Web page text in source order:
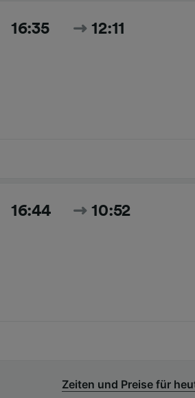
16:35 12:11
16:44 10:52
Zeiten und Preise für